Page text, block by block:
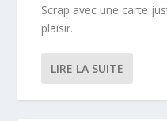
Scrap avec une carte
plaisir.
LIRE LA SUITE